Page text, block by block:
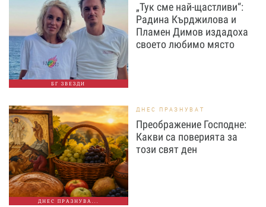
БГ ЗВЕЗДИ
„Тук сме най-щастливи“:
Радина Кърджилова и
Пламен Димов издадоха
своето любимо място
ДНЕС ПРАЗНУВА...
ДНЕС ПРАЗНУВАТ
Преображение Господне:
Какви са поверията за
този свят ден